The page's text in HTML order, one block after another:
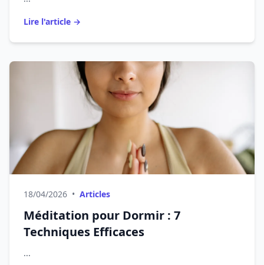
Lire l'article →
18/04/2026 • Articles
Méditation pour Dormir : 7
Techniques Efficaces
...